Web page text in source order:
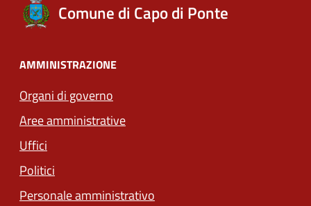
Comune di Capo di Ponte
AMMINISTRAZIONE
Organi di governo
Aree amministrative
Uffici
Politici
Personale amministrativo